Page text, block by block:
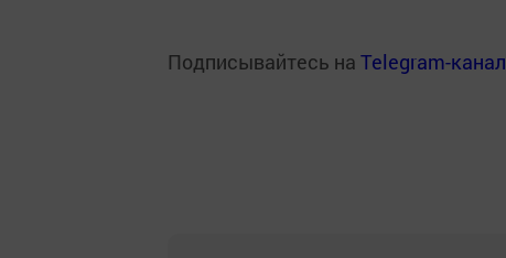
Подписывайтесь на Telegram-канал